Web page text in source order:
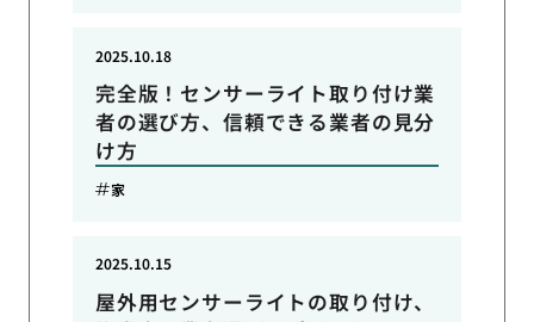
完全版！センサーライト取り付け業
者の選び方、信頼できる業者の見分
け方
2025.10.18
家
屋外用センサーライトの取り付け、
2025.10.15